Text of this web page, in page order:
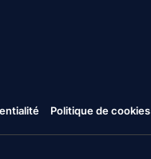
Politique de cookies